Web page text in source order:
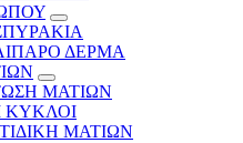
ΔΕΡΜΑ
ΜΑΤΙΩΝ
ΚΥΚΛΟΙ
ΜΑΤΙΩΝ